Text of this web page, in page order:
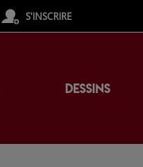
S'INSCRIRE
DESSINS